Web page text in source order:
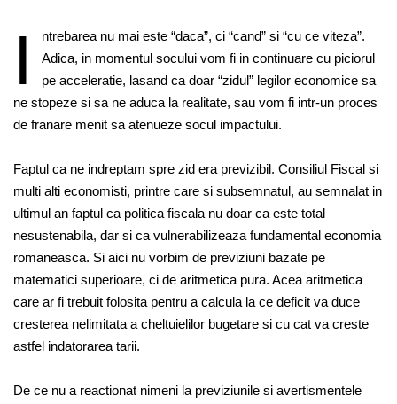
I
ntrebarea nu mai este “daca”, ci “cand” si “cu ce viteza”.
Adica, in momentul socului vom fi in continuare cu piciorul
pe acceleratie, lasand ca doar “zidul” legilor economice sa
ne stopeze si sa ne aduca la realitate, sau vom fi intr-un proces
de franare menit sa atenueze socul impactului.
Faptul ca ne indreptam spre zid era previzibil. Consiliul Fiscal si
multi alti economisti, printre care si subsemnatul, au semnalat in
ultimul an faptul ca politica fiscala nu doar ca este total
nesustenabila, dar si ca vulnerabilizeaza fundamental economia
romaneasca. Si aici nu vorbim de previziuni bazate pe
matematici superioare, ci de aritmetica pura. Acea aritmetica
care ar fi trebuit folosita pentru a calcula la ce deficit va duce
cresterea nelimitata a cheltuielilor bugetare si cu cat va creste
astfel indatorarea tarii.
De ce nu a reactionat nimeni la previziunile si avertismentele